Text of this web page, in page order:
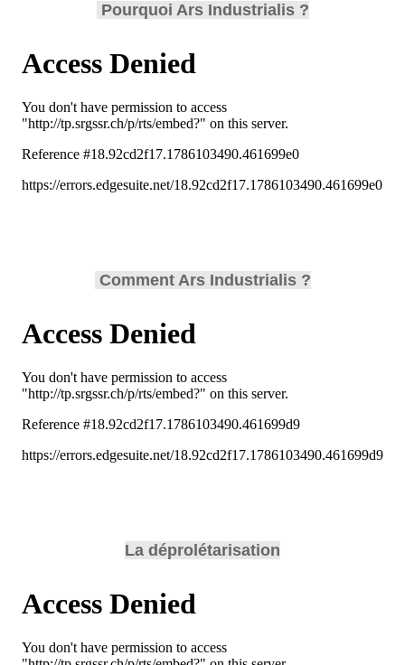
Pourquoi Ars Industrialis ?
Comment Ars Industrialis ?
La déprolétarisation